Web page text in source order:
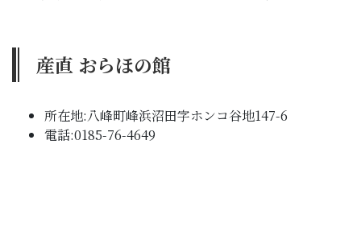
産直 おらほの館
所在地:八峰町峰浜沼田字ホンコ谷地147-6
電話:0185-76-4649